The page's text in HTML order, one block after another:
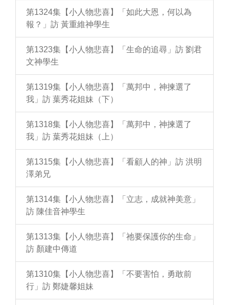
第1324集【小人物悲喜】「如此大恩，何以為
報？」訪 黃重維神學生
第1323集【小人物悲喜】「生命的追尋」訪 劉君
文神學生
第1319集【小人物悲喜】「萬邦中，神揀選了
我」訪 葉秀花姐妹（下）
第1318集【小人物悲喜】「萬邦中，神揀選了
我」訪 葉秀花姐妹（上）
第1315集【小人物悲喜】「看顧人的神」訪 洪明
澤弟兄
第1314集【小人物悲喜】「立志，成就神美意」
訪 陳佳音神學生
第1313集【小人物悲喜】「祂要保護你的生命」
訪 顏建中傳道
第1310集【小人物悲喜】「不要害怕，勇敢前
行」訪 鄭婕馨姐妹